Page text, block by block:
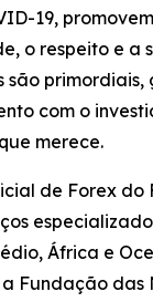
19,
o respeito e a
são
com o
merece.
de Forex do
África e
Fundação das